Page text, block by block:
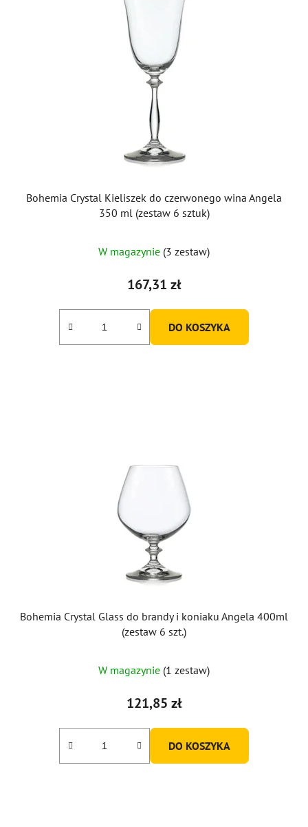
Bohemia Crystal Kieliszek do czerwonego wina Angela
350 ml (zestaw 6 sztuk)
W magazynie (3 zestaw)
167,31 zł
DO KOSZYKA
Bohemia Crystal Glass do brandy i koniaku Angela 400ml
(zestaw 6 szt.)
W magazynie (1 zestaw)
121,85 zł
DO KOSZYKA